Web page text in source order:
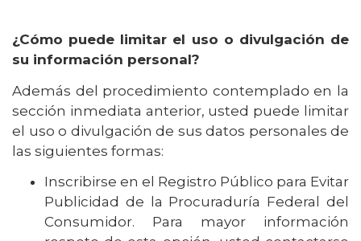
¿Cómo puede limitar el uso o divulgación de
su información personal?
Además del procedimiento contemplado en la
sección inmediata anterior, usted puede limitar
el uso o divulgación de sus datos personales de
las siguientes formas:
Inscribirse en el Registro Público para Evitar
Publicidad de la Procuraduría Federal del
Consumidor. Para mayor información